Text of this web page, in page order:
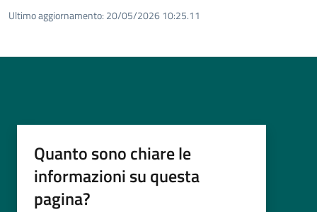
Ultimo aggiornamento: 20/05/2026 10:25.11
Quanto sono chiare le
informazioni su questa
pagina?